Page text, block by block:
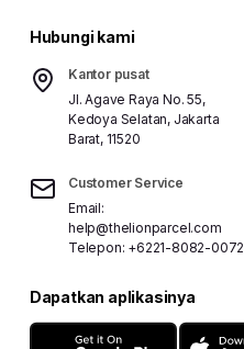
Hubungi kami
Kantor pusat
Jl. Agave Raya No. 55,
Kedoya Selatan, Jakarta
Barat, 11520
Customer Service
Email:
help@thelionparcel.com
Telepon: +6221-8082-0072
Dapatkan aplikasinya